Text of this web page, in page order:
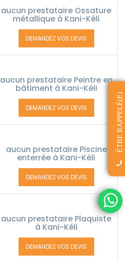
aucun prestataire Ossature
métallique à Kani-Kéli
DEMANDEZ VOS DEVIS
aucun prestataire Peintre en
bâtiment à Kani-Kéli
DEMANDEZ VOS DEVIS
aucun prestataire Piscine
enterrée à Kani-Kéli
DEMANDEZ VOS DEVIS
aucun prestataire Plaquiste
à Kani-Kéli
DEMANDEZ VOS DEVIS
ÊTRE RAPPELÉ(E)